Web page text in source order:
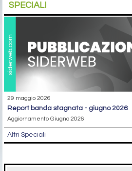
SPECIALI
29 maggio 2026
report banda stagnata - giugno 2026
Aggiornamento Giugno 2026
Altri Speciali